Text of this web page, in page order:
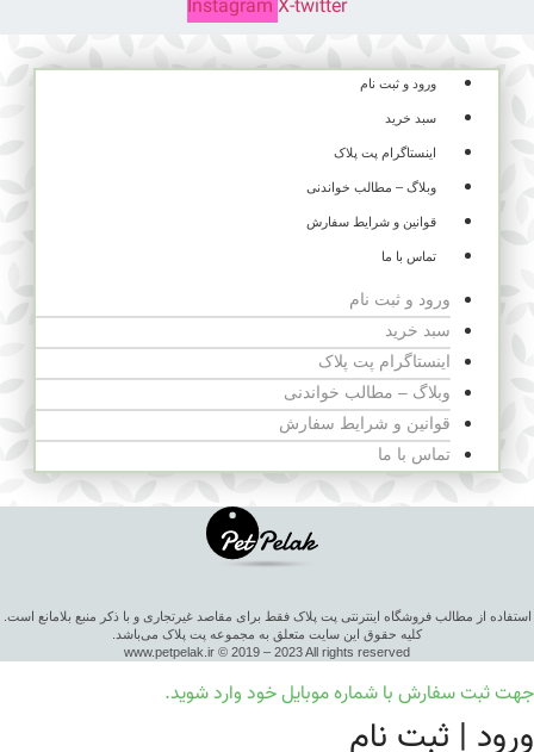
Instagram X-twitter
ورود و ثبت نام
سبد خرید
اینستاگرام پت پلاک
وبلاگ – مطالب خواندنی
قوانین و شرایط سفارش
تماس با ما
ورود و ثبت نام
سبد خرید
اینستاگرام پت پلاک
وبلاگ – مطالب خواندنی
قوانین و شرایط سفارش
تماس با ما
استفاده از مطالب فروشگاه اینترنتی پت پلاک فقط برای مقاصد غیرتجاری و با ذکر منبع بلامانع است.
کلیه حقوق این سایت متعلق به مجموعه پت پلاک می‌باشد.
www.petpelak.ir © 2019 – 2023 All rights reserved
جهت ثبت سفارش با شماره موبایل خود وارد شوید.
ورود | ثبت نام